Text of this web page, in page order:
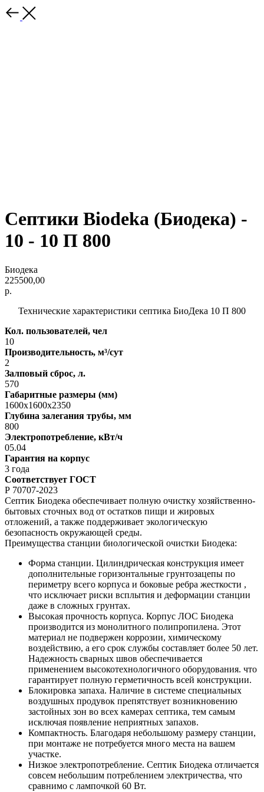
Септики Biodeka (Биодека) -
10 - 10 П 800
Биодека
225500,00
р.
Технические характеристики септика БиоДека 10 П 800
Кол. пользователей, чел
10
Производительность, м³/сут
2
Залповый сброс, л.
570
Габаритные размеры (мм)
1600х1600х2350
Глубина залегания трубы, мм
800
Электропотребление, кВт/ч
05.04
Гарантия на корпус
3 года
Соответствует ГОСТ
Р 70707-2023
Септик Биодека обеспечивает полную очистку хозяйственно-
бытовых сточных вод от остатков пищи и жировых
отложений, а также поддерживает экологическую
безопасность окружающей среды.
Преимущества станции биологической очистки Биодека:
Форма станции. Цилиндрическая конструкция имеет
дополнительные горизонтальные грунтозацепы по
периметру всего корпуса и боковые ребра жесткости ,
что исключает риски всплытия и деформации станции
даже в сложных грунтах.
Высокая прочность корпуса. Корпус ЛОС Биодека
производится из монолитного полипропилена. Этот
материал не подвержен коррозии, химическому
воздействию, а его срок службы составляет более 50 лет.
Надежность сварных швов обеспечивается
применением высокотехнологичного оборудования. что
гарантирует полную герметичность всей конструкции.
Блокировка запаха. Наличие в системе специальных
воздушных продувок препятствует возникновению
застойных зон во всех камерах септика, тем самым
исключая появление неприятных запахов.
Компактность. Благодаря небольшому размеру станции,
при монтаже не потребуется много места на вашем
участке.
Низкое электропотребление. Септик Биодека отличается
совсем небольшим потреблением электричества, что
сравнимо с лампочкой 60 Вт.